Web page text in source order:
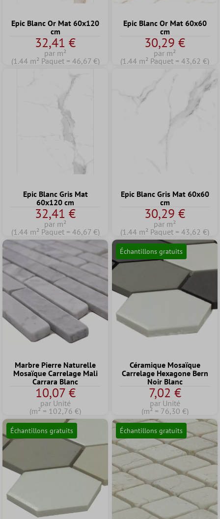
Epic Blanc Or Mat 60x120
cm
32,41 €
par m²
(1.44 m² Paquet = 46,67 €)
Epic Blanc Or Mat 60x60
cm
30,29 €
par m²
(1.44 m² Paquet = 43,62 €)
Epic Blanc Gris Mat
60x120 cm
32,41 €
par m²
(1.44 m² Paquet = 46,67 €)
Epic Blanc Gris Mat 60x60
cm
30,29 €
par m²
(1.44 m² Paquet = 43,62 €)
Marbre Pierre Naturelle
Mosaïque Carrelage Mali
Carrara Blanc
10,07 €
par Unité
(m² = 102,76 €)
Échantillons gratuits
Céramique Mosaïque
Carrelage Hexagone Bern
Noir Blanc
7,02 €
par Unité
(m² = 76,30 €)
Échantillons gratuits Échantillons gratuits